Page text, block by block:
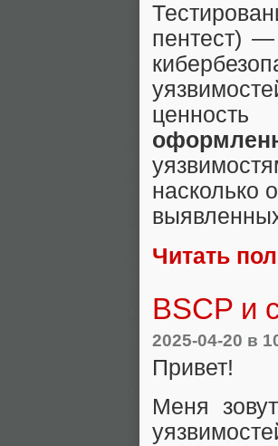
пентест)
насколько
Читать
BSCP и
2025-04-20 в
Привет!
Меня